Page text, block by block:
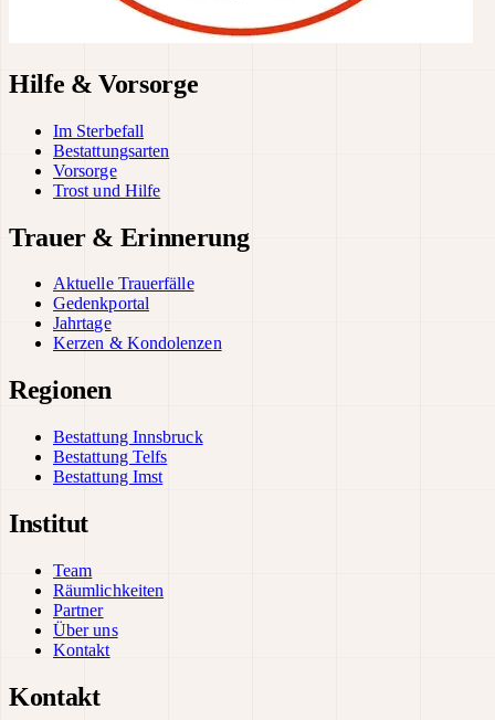
Hilfe & Vorsorge
Im Sterbefall
Bestattungsarten
Vorsorge
Trost und Hilfe
Trauer & Erinnerung
Aktuelle Trauerfälle
Gedenkportal
Jahrtage
Kerzen & Kondolenzen
Regionen
Bestattung Innsbruck
Bestattung Telfs
Bestattung Imst
Institut
Team
Räumlichkeiten
Partner
Über uns
Kontakt
Kontakt